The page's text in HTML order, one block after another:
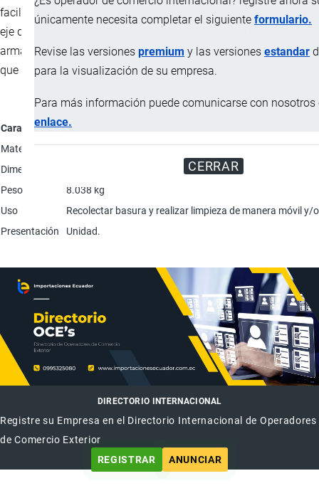
únicamente necesita completar el siguiente formulario.
Revise las versiones premium y las versiones estandar
para la visualización de su empresa.
Para más información puede comunicarse con nosotros
enlace.
CERRAR
facilitación de traslado para terrenos adversos, unidas por un
eje de acero niquelado. con sistema de enganche de fácil
armado y desarmado, en la parte superior posee pines de acero
que evitan su desgaste.
Característica
Material
Base y tapa: Elaborado en polipropileno (pp) copolímero
Dimensiones
Largo: 54.5; Ancho: 48.0; Altura: 93.5 cm.
Peso
8.038 kg
Uso
Recolectar basura y realizar limpieza de manera móvil y/
Presentación
Unidad.
DIRECTORIO INTERNACIONAL
Registre su Empresa en el Directorio Internacional de Operadores
de Comercio Exterior
REGISTRAR
ANUNCIAR